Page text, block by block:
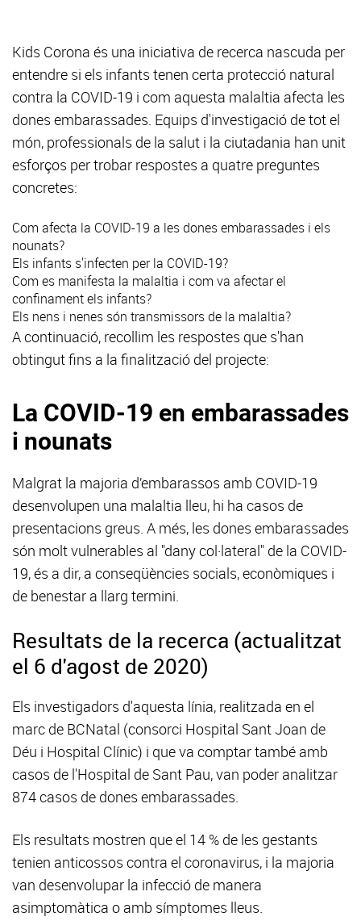
Kids Corona és una iniciativa de recerca nascuda per
entendre si els infants tenen certa protecció natural
contra la COVID-19 i com aquesta malaltia afecta les
dones embarassades. Equips d'investigació de tot el
món, professionals de la salut i la ciutadania han unit
esforços per trobar respostes a quatre preguntes
concretes:
Com afecta la COVID-19 a les dones embarassades i els
nounats?
Els infants s'infecten per la COVID-19?
Com es manifesta la malaltia i com va afectar el
confinament els infants?
Els nens i nenes són transmissors de la malaltia?
A continuació, recollim les respostes que s'han
obtingut fins a la finalització del projecte:
La COVID-19 en embarassades
i nounats
Malgrat la majoria d’embarassos amb COVID-19
desenvolupen una malaltia lleu, hi ha casos de
presentacions greus. A més, les dones embarassades
són molt vulnerables al "dany col·lateral" de la COVID-
19, és a dir, a conseqüències socials, econòmiques i
de benestar a llarg termini.
Resultats de la recerca (actualitzat
el 6 d'agost de 2020)
Els investigadors d'aquesta línia, realitzada en el
marc de BCNatal (consorci Hospital Sant Joan de
Déu i Hospital Clínic) i que va comptar també amb
casos de l'Hospital de Sant Pau, van poder analitzar
874 casos de dones embarassades.
Els resultats mostren que el 14 % de les gestants
tenien anticossos contra el coronavirus, i la majoria
van desenvolupar la infecció de manera
asimptomàtica o amb símptomes lleus.